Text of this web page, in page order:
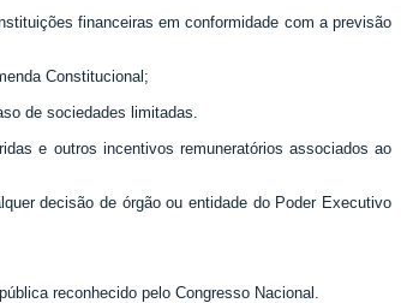
financeiras em conformidade com a previsão
Constitucional;
de sociedades limitadas.
e outros incentivos remuneratórios associados ao
decisão de órgão ou entidade do Poder Executivo
reconhecido pelo Congresso Nacional.